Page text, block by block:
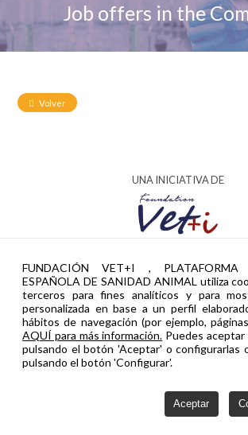
Job offers in the
Volver
UNA INICIATIVA DE
AYUDA PTR2024-002951
FUNDACIÓN VET+I , PLATAFORMA
ESPAÑOLA DE SANIDAD ANIMAL utiliza
terceros para fines analíticos y para
personalizada en base a un perfil
hábitos de navegación (por ejemplo,
AQUÍ para más información. Puedes
pulsando el botón 'Aceptar' o configurarlas
pulsando el botón 'Configurar'.
Aceptar